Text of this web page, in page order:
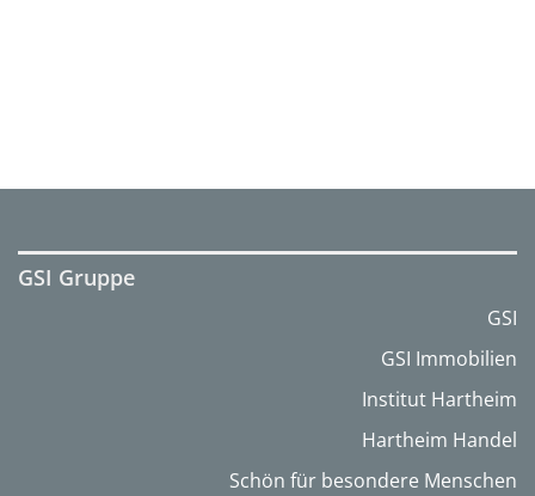
GSI Gruppe
GSI
GSI Immobilien
Institut Hartheim
Hartheim Handel
Schön für besondere Menschen